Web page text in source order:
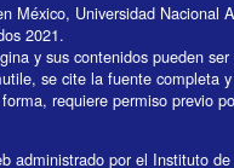
México, Universidad Nacional
2021.
y sus contenidos pueden
se cite la fuente completa
requiere permiso previo
administrado por el Instituto